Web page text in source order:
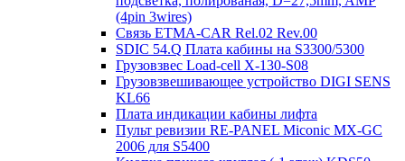
(4pin 3wires)
Связь ETMA-CAR Rel.02 Rev.00
SDIC 54.Q Плата кабины на S3300/5300
Грузовзвес Load-cell X-130-S08
Грузовзвешивающее устройство DIGI SENS
KL66
Плата индикации кабины лифта
Пульт ревизии RE-PANEL Miconic MX-GC
2006 для S5400